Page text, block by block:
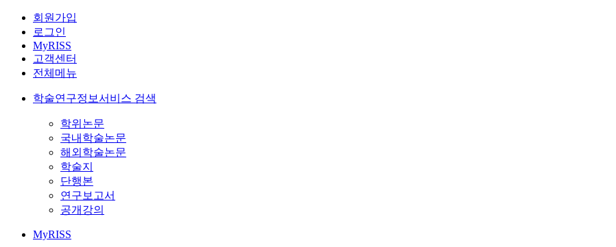
회원가입
로그인
MyRISS
고객센터
전체메뉴
학술연구정보서비스 검색
학위논문
국내학술논문
해외학술논문
학술지
단행본
연구보고서
공개강의
MyRISS